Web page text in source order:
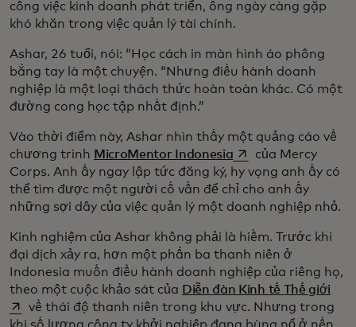
công việc kinh doanh phát triển, ông ngày càng gặp
khó khăn trong việc quản lý tài chính.
Ashar, 26 tuổi, nói: “Học cách in màn hình áo phông
bằng tay là một chuyện. “Nhưng điều hành doanh
nghiệp là một loại thách thức hoàn toàn khác. Có một
đường cong học tập nhất định.”
Vào thời điểm này, Ashar nhìn thấy một quảng cáo về
chương trình MicroMentor Indonesiaopens in a new tab
của Mercy
Corps. Anh ấy ngay lập tức đăng ký, hy vọng anh ấy có
thể tìm được một người cố vấn để chỉ cho anh ấy
những sợi dây của việc quản lý một doanh nghiệp nhỏ.
Kinh nghiệm của Ashar không phải là hiếm. Trước khi
đại dịch xảy ra, hơn một phần ba thanh niên ở
Indonesia muốn điều hành doanh nghiệp của riêng họ,
theo một cuộc khảo sát của Diễn đàn Kinh tế Thế giới
về thái độ thanh niên trong khu vực. Nhưng trong